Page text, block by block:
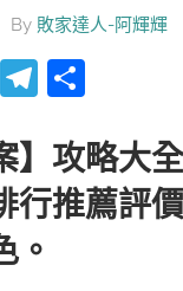
By 敗家達人-阿輝輝
LineTelegram
】攻略大
行推薦評
。